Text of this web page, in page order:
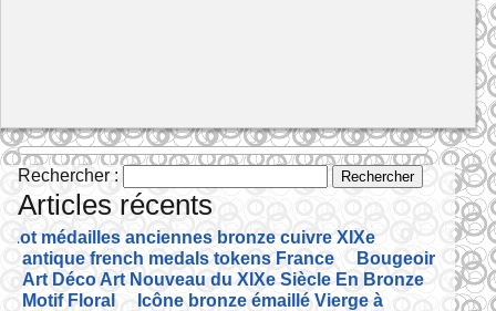
Rechercher :
Articles récents
Lot médailles anciennes bronze cuivre XIXe
antique french medals tokens France
Bougeoir
Art Déco Art Nouveau du XIXe Siècle En Bronze
Motif Floral
Icône bronze émaillé Vierge à